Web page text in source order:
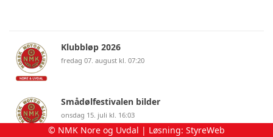
Klubbløp 2026
fredag 07. august kl. 07:20
Smådølfestivalen bilder
onsdag 15. juli kl. 16:03
© NMK Nore og Uvdal | Løsning: StyreWeb